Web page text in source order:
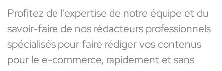
Profitez de l'expertise de notre équipe et du
savoir-faire de nos rédacteurs professionnels
spécialisés pour faire rédiger vos contenus
pour le e-commerce, rapidement et sans